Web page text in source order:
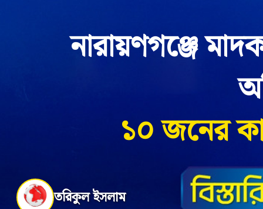
নারায়ণগঞ্জে
১০ জনের
তরিকুল ইসলাম